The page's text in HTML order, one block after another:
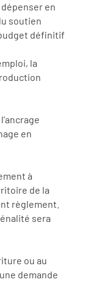
en
soutien
définitif
la
en
à
de la
règlement.
sera
ou au
demande